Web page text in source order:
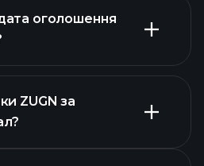
ZUGN
оголошення
ZUGN за